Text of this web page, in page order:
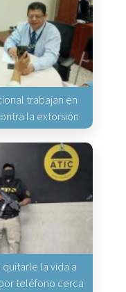
trabajan en
la extorsión
quitarle la vida a
teléfono cerca